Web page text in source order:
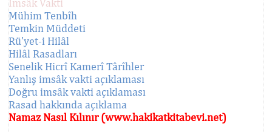
Mühim Tenbîh
Temkin Müddeti
Rü'yet-i Hilâl
Hilâl Rasadları
Senelik Hicrî Kamerî Târîhler
Yanlış imsâk vakti açıklaması
Doğru imsâk vakti açıklaması
Rasad hakkında açıklama
Namaz Nasıl Kılınır (www.hakikatkitabevi.net)